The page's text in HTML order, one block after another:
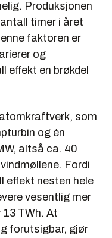
Produksjonen
timer i året
faktoren er
og
effekt en brøkdel
som
og én
altså ca. 40
Fordi
effekt nesten hele
vesentlig mer
13 TWh. At
forutsigbar, gjør